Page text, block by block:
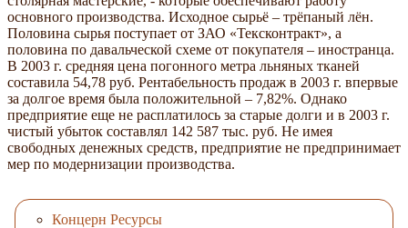
основного производства. Исходное сырьё – трёпаный лён.
Половина сырья поступает от ЗАО «Тексконтракт», а
половина по давальческой схеме от покупателя – иностранца.
В 2003 г. средняя цена погонного метра льняных тканей
составила 54,78 руб. Рентабельность продаж в 2003 г. впервые
за долгое время была положительной – 7,82%. Однако
предприятие еще не расплатилось за старые долги и в 2003 г.
чистый убыток составлял 142 587 тыс. руб. Не имея
свободных денежных средств, предприятие не предпринимает
мер по модернизации производства.
Концерн Ресурсы